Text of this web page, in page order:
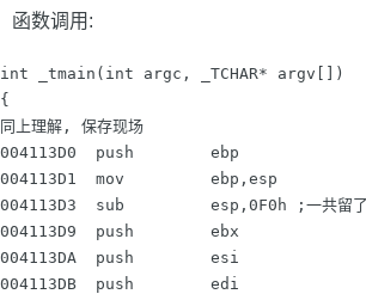
函数调用:
int _tmain(int argc, _TCHAR* argv[])
{
同上理解, 保存现场
004113D0  push        ebp
004113D1  mov         ebp,esp
004113D3  sub         esp,0F0h ;一共留了
004113D9  push        ebx
004113DA  push        esi
004113DB  push        edi